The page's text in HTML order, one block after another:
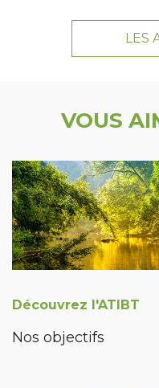
LES
VOUS
Découvrez l'ATIBT
Nos objectifs